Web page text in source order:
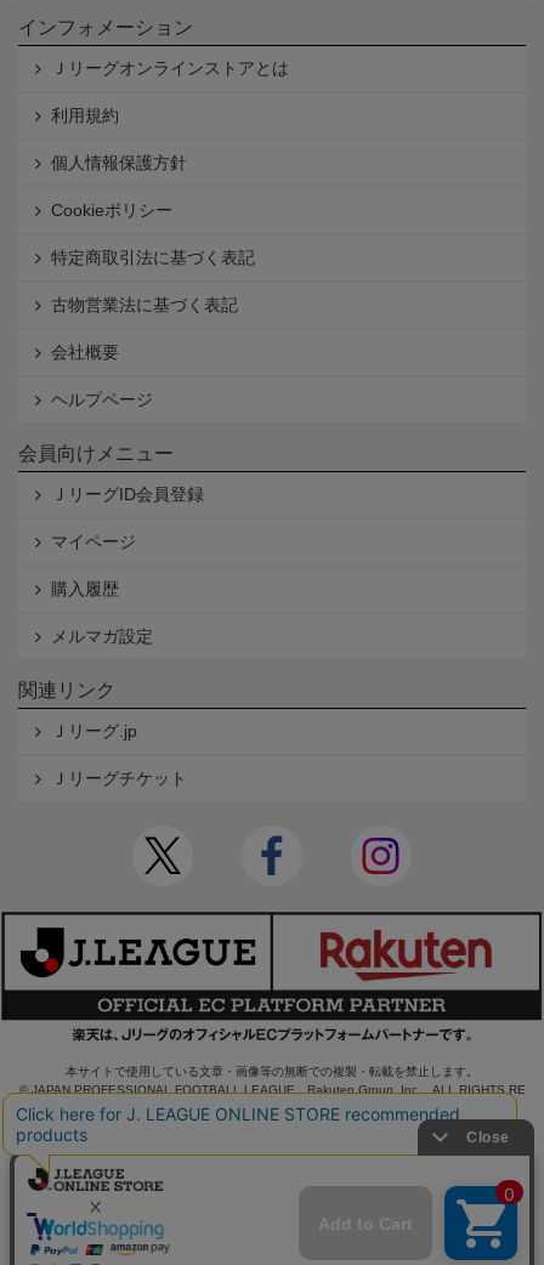
インフォメーション
Ｊリーグオンラインストアとは
利用規約
個人情報保護方針
Cookieポリシー
特定商取引法に基づく表記
古物営業法に基づく表記
会社概要
ヘルプページ
会員向けメニュー
ＪリーグID会員登録
マイページ
購入履歴
メルマガ設定
関連リンク
Ｊリーグ.jp
Ｊリーグチケット
本サイトで使用している文章・画像等の無断での複製・転載を禁止します。
© JAPAN PROFESSIONAL FOOTBALL LEAGUE Rakuten Group, Inc. ALL RIGHTS RE
SERVED.